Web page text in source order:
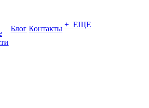
Блог Контакты + ЕЩЕ